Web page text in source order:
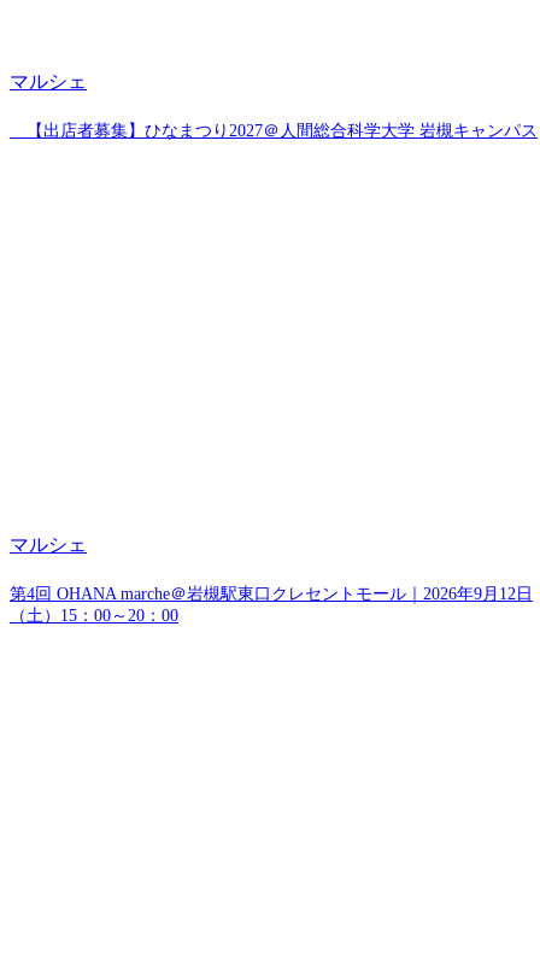
マルシェ
【出店者募集】ひなまつり2027＠人間総合科学大学 岩槻キャンパス
マルシェ
第4回 OHANA marche＠岩槻駅東口クレセントモール｜2026年9月12日
（土）15：00～20：00